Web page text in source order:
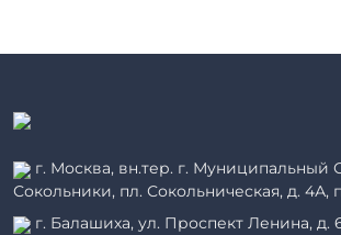
г. Москва, вн.тер. г. Муниципальный
Сокольники, пл. Сокольническая, д. 4А,
г. Балашиха, ул. Проспект Ленина, д.